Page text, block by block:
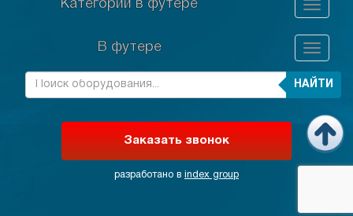
Категории в футере
В футере
НАЙТИ
Заказать звонок
разработано в index group